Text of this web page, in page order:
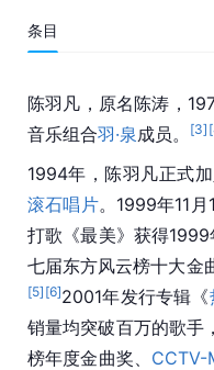
条目
陈羽凡，原名陈涛，
音乐组合羽·泉 成员。 [3] [
1994年，陈羽凡正式
滚石唱片。1999年11
打歌《最美》获得
七届东方风云榜十大金
[5] [6]2001年发行专辑《
销量均突破百万的歌手
榜年度金曲奖、 CCTV-